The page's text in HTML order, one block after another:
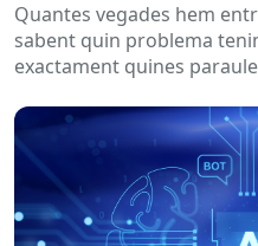
Quantes vegades hem
sabent quin problema
exactament quines